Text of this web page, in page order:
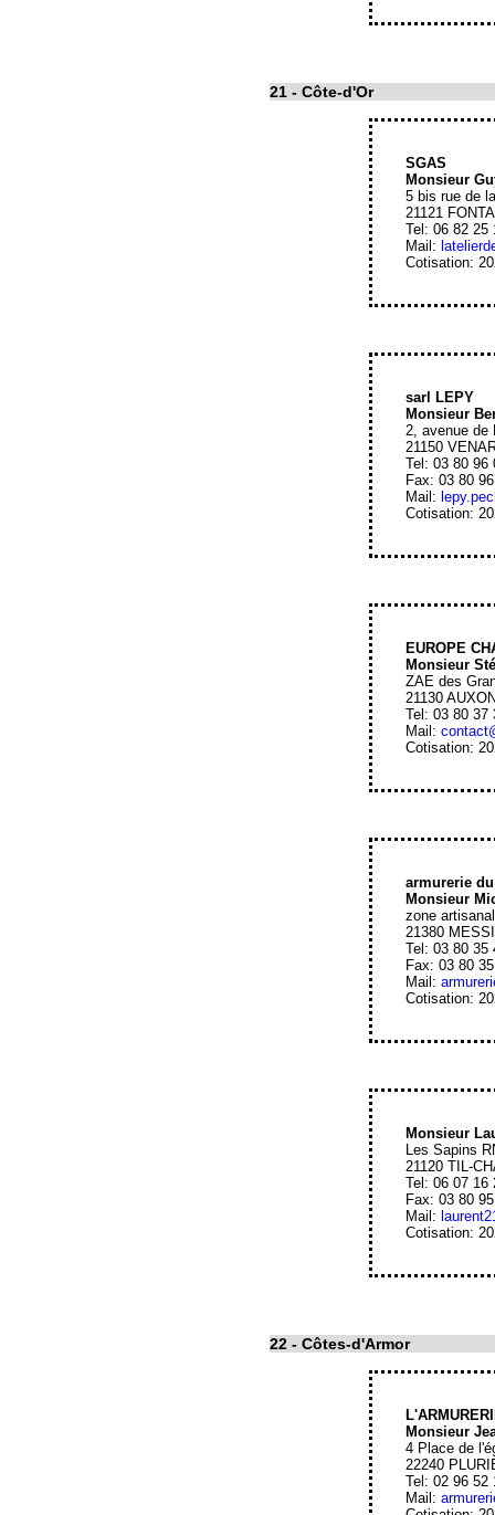
21 - Côte-d'Or
SGAS
Monsieur
5 bis rue de
21121
Tel: 06 82 25
Mail:
Cotisation:
sarl LEPY
Monsieur
2, avenue de
21150
Tel: 03 80 96
Fax: 03 80
Mail:
Cotisation:
EUROPE
Monsieur
ZAE des
21130
Tel: 03 80 37
Mail:
Cotisation:
armurerie
Monsieur
zone
21380
Tel: 03 80 35
Fax: 03 80
Mail:
Cotisation:
Monsieur
Les Sapins
21120 TIL-
Tel: 06 07 16
Fax: 03 80
Mail:
Cotisation:
22 - Côtes-d'Armor
Monsieur
4 Place de
22240
Tel: 02 96 52
Mail: